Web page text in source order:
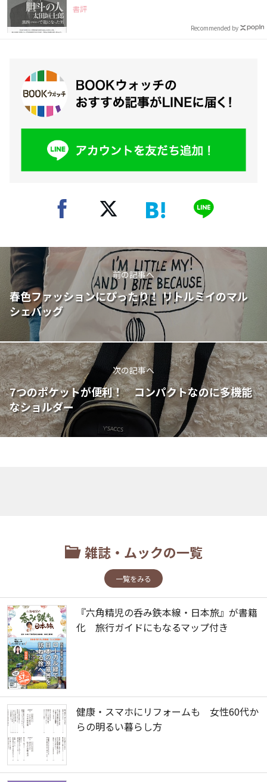
書評
Recommended by
前の記事へ
春色ファッションにぴったり！ リトルミイのマル
シェバッグ
次の記事へ
7つのポケットが便利！ コンパクトなのに多機能
なショルダー
雑誌・ムックの一覧
一覧をみる
『六角精児の呑み鉄本線・日本旅』が書籍
化 旅行ガイドにもなるマップ付き
健康・スマホにリフォームも 女性60代か
らの明るい暮らし方